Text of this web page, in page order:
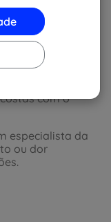
a maior
que a
sem
com o
especialista da
ou dor